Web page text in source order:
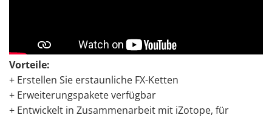
Vorteile:
+ Erstellen Sie erstaunliche FX-Ketten
+ Erweiterungspakete verfügbar
+ Entwickelt in Zusammenarbeit mit iZotope, für